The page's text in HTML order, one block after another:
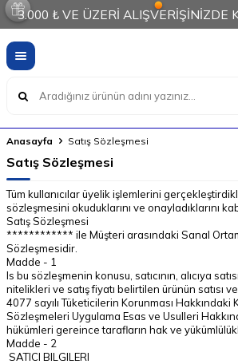
3.000 ₺ VE ÜZERİ ALIŞVERİŞİNİZDE
Anasayfa Satış Sözleşmesi
Satış Sözleşmesi
Tüm kullanıcılar üyelik işlemlerini
sözleşmesini okuduklarını ve onayladıklarını
Satış Sözleşmesi
************ ile Müşteri arasındaki Sanal
Sözleşmesidir.
Madde - 1
Is bu sözleşmenin konusu, satıcının, alıcıya
nitelikleri ve satış fiyatı belirtilen ürünün satısı
4077 sayılı Tüketicilerin Korunması Hakkındaki
Sözleşmeleri Uygulama Esas ve Usulleri
hükümleri gereince tarafların hak ve
Madde - 2
SATICI BILGILERI